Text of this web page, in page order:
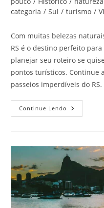
categoria / Sul / turismo /
Com muitas belezas
RS é o destino perfeito
planejar seu roteiro se
pontos turísticos. Continue
passeios imperdíveis do RS.
Continue Lendo Passeios